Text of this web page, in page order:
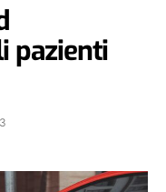
pazienti